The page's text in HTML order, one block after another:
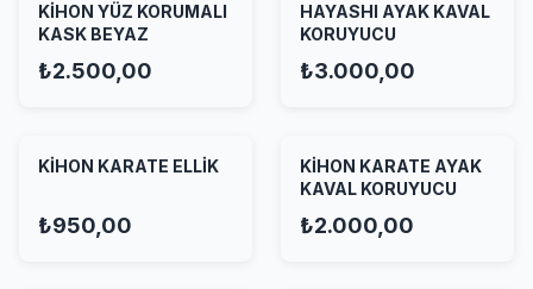
KİHON YÜZ KORUMALI
KASK BEYAZ
₺2.500,00
HAYASHI AYAK KAVAL
KORUYUCU
₺3.000,00
KİHON KARATE ELLİK
₺950,00
KİHON KARATE AYAK
KAVAL KORUYUCU
₺2.000,00